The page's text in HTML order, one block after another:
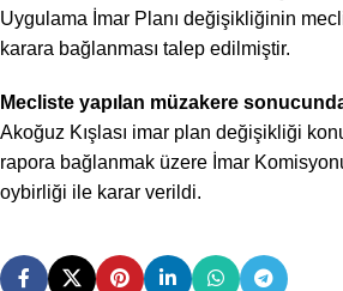
Uygulama İmar Planı değişikliğinin
karara bağlanması talep edilmiştir.
Mecliste yapılan müzakere
Akoğuz Kışlası imar plan değişikliği
rapora bağlanmak üzere İmar
oybirliği ile karar verildi.